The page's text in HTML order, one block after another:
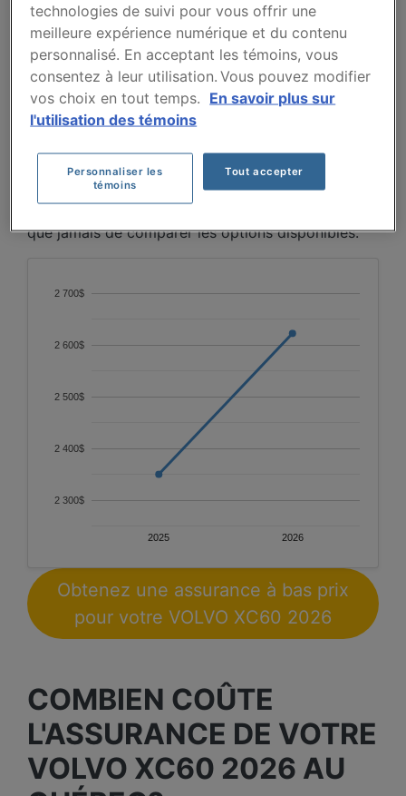
Le Volvo XC60 2026 étant un modèle récent,
seules deux années de données sont disponibles.
Entre 2025 et 2026, la prime moyenne passe de
2350 $ à 2622 $, soit une hausse notable
d'environ 12 %. Davantage de données seront
nécessaires pour confirmer une tendance à long
terme.
Pour trouver la meilleur assurance pour votre
véhicule VOLVO XC60 2026, il est plus important
que jamais de comparer les options disponibles.
2025 2026
2 300$
2 400$
2 500$
2 600$
2 700$
Obtenez une assurance à bas prix
pour votre VOLVO XC60 2026
COMBIEN COÛTE
L'ASSURANCE DE VOTRE
VOLVO XC60 2026 AU
technologies de suivi pour vous offrir une
meilleure expérience numérique et du contenu
personnalisé. En acceptant les témoins, vous
consentez à leur utilisation. Vous pouvez modifier
vos choix en tout temps. En savoir plus sur
l'utilisation des témoins
Personnaliser les
témoins
Tout accepter